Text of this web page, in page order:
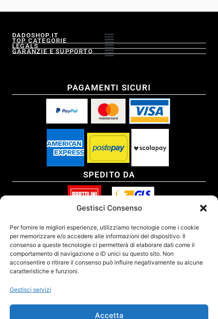
Gestisci Consenso
Per fornire le migliori esperienze, utilizziamo tecnologie come i cookie
per memorizzare e/o accedere alle informazioni del dispositivo. Il
consenso a queste tecnologie ci permetterà di elaborare dati come il
comportamento di navigazione o ID unici su questo sito. Non
acconsentire o ritirare il consenso può influire negativamente su alcune
caratteristiche e funzioni.
Gestisci servizi
Accetta
DADOSHOP.IT
TOP CATEGORIE
LEGALS
GARANZIE E SUPPORTO
PAGAMENTI SICURI
SPEDITO DA